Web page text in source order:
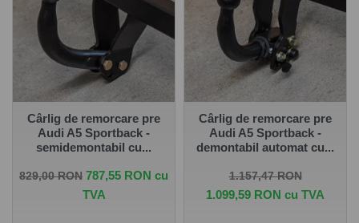
suprafață anticorozivă și sunt cu
o garanție de 5 ani .
Pentru fiecare cârlig de remorcare, aveți opțiunea de a
alege instalația electrică în funcție de ceea ce ați dori să
tractați. De asemenea puteți alege și montarea cârligului
de remorcare la una dintre unitățile noastre - Groși sau
București.
Cârlig de remorcare pre
Audi A5 Sportback -
semidemontabil cu...
Pret de baza
829,00 RON Pret
787,55 RON cu
TVA
Cârlig de remorcare pre
Audi A5 Sportback -
demontabil automat cu...
Pret de baza
1.157,47 RONPret
1.099,59 RON cu TVA